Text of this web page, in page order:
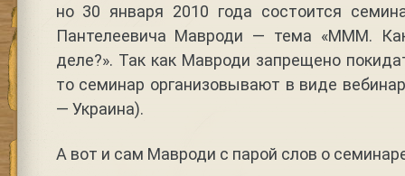
но 30 января 2010 года состоится
Пантелеевича Мавроди — тема «МММ.
деле?». Так как Мавроди запрещено
то семинар организовывают в виде
— Украина).
А вот и сам Мавроди с парой слов о